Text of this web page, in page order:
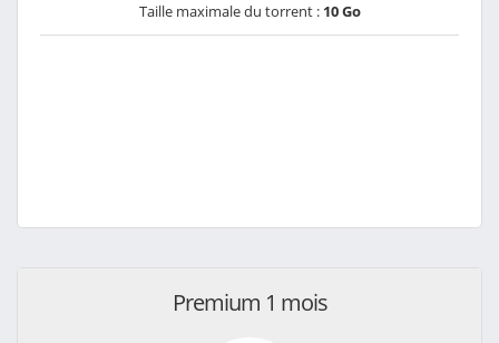
Taille maximale du torrent : 10 Go
Premium 1 mois